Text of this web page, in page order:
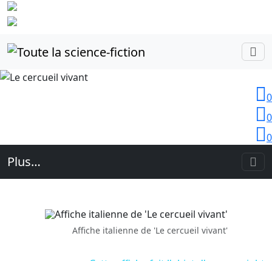
0
0
0
Plus…
Affiche italienne de 'Le cercueil vivant'